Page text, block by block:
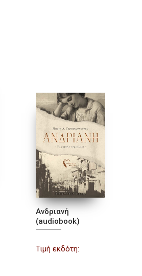
Ανδριανή
(audiobook)
Τιμή εκδότη: